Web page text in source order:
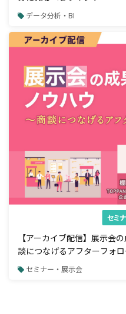
データ分析・BI
セミ
【アーカイブ配信】展示会
談につなげるアフターフォ
セミナー・展示会